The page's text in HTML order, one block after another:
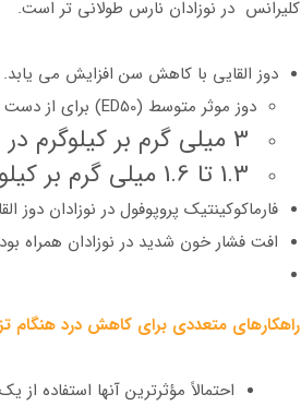
کلیرانس در نوزادان نارس طولاني تر است.
دوز القايي با کاهش سن افزايش مي يابد.
دوز موثر متوسط (ED50) براي از دست دادن رفلکس مژه
فارماکوکينتيک پروپوفول در نوزادان دوز
افت فشار خون شديد در نوزادان همراه
راهکارهاي متعددي براي کاهش درد هنگام
احتمالاً مؤثرترين آنها استفاده از